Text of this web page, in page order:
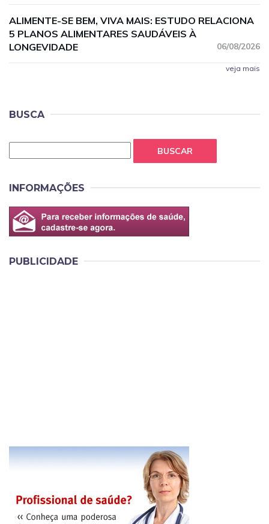
ALIMENTE-SE BEM, VIVA MAIS: ESTUDO RELACIONA
5 PLANOS ALIMENTARES SAUDÁVEIS À
LONGEVIDADE
06/08/2026
veja mais
BUSCA
BUSCAR
INFORMAÇÕES
PUBLICIDADE